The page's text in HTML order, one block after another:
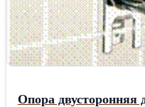
Опора двусторонняя